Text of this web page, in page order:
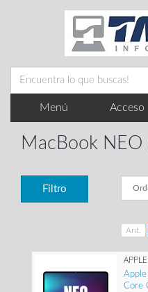
Menú Acceso
MacBook NEO
Filtro
Ant.
Core